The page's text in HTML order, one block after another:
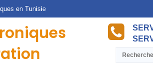
en Tunisie